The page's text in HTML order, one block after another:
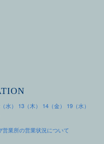
） 13（木） 14（金） 19（水）
業所の営業状況について